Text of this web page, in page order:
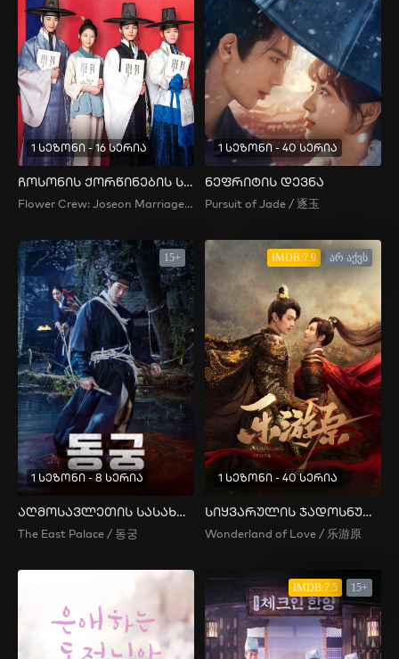
1 სეზონი - 16 სერია
ჩოსონის ქორწინების სააგენტო
Flower Crew: Joseon Marriage Agency / 꽃파당: 조선혼담공작소
1 სეზონი - 40 სერია
ნეფრიტის დევნა
Pursuit of Jade / 逐玉
15+
1 სეზონი - 8 სერია
აღმოსავლეთის სასახლე
The East Palace / 동궁
IMDB:7.9 არ აქვს
1 სეზონი - 40 სერია
სიყვარულის ჯადოსნური ქვეყანა
Wonderland of Love / 乐游原
IMDB:7.5 15+